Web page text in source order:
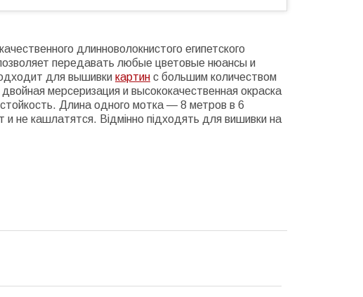
длинноволокнистого египетского
передавать любые цветовые нюансы и
для вышивки картин с большим количеством
мерсеризация и высококачественная окраска
Длина одного мотка ― 8 метров в 6
не кашлатятся. Відмінно підходять для вишивки на